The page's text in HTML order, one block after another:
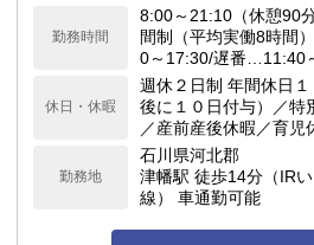
勤務時間
8:00～21:10（休憩90
間制（平均実働8時間
0～17:30/遅番…11:40
休日・休暇
週休２日制 年間休日
後に１０日付与）／特
／産前産後休暇／育児
勤務地
石川県河北郡
津幡駅 徒歩14分（IR
線） 車通勤可能